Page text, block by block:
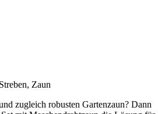
Zaun
zugleich robusten Gartenzaun? Dann